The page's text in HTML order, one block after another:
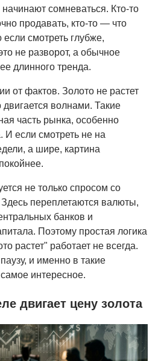
сомневаться. Кто-то
продавать, кто-то — что
смотреть глубже,
не разворот, а обычное
длинного тренда.
от фактов. Золото не растет
волнами. Такие
часть рынка, особенно
И если смотреть не на
а шире, картина
не только спросом со
переплетаются валюты,
банков и
Поэтому простая логика
растет" работает не всегда.
и именно в такие
интересное.
двигает цену золота